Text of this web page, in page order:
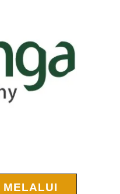
MELALUI